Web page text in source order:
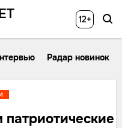
12+
Радар новинок